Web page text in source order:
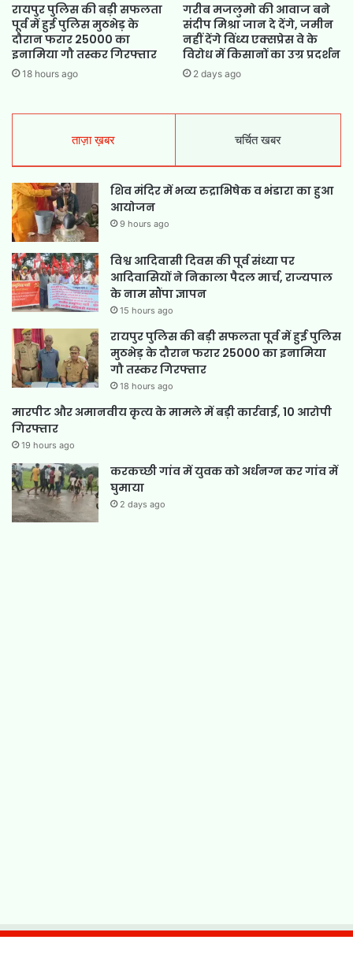
रायपुर पुलिस की बड़ी सफलता
पूर्व में हुई पुलिस मुठभेड़ के
दौरान फरार 25000 का
इनामिया गौ तस्कर गिरफ्तार
18 hours ago
गरीब मजलुमो की आवाज बने
संदीप मिश्रा जान दे देंगे, जमीन
नहीं देंगे विंध्य एक्सप्रेस वे के
विरोध में किसानों का उग्र प्रदर्शन
2 days ago
ताज़ा ख़बर चर्चित खबर
शिव मंदिर में भव्य रुद्राभिषेक व भंडारा का हुआ
आयोजन
9 hours ago
विश्व आदिवासी दिवस की पूर्व संध्या पर
आदिवासियों ने निकाला पैदल मार्च, राज्यपाल
के नाम सौंपा ज्ञापन
15 hours ago
रायपुर पुलिस की बड़ी सफलता पूर्व में हुई पुलिस
मुठभेड़ के दौरान फरार 25000 का इनामिया
गौ तस्कर गिरफ्तार
18 hours ago
मारपीट और अमानवीय कृत्य के मामले में बड़ी कार्रवाई, 10 आरोपी
गिरफ्तार
19 hours ago
करकच्छी गांव में युवक को अर्धनग्न कर गांव में
घुमाया
2 days ago